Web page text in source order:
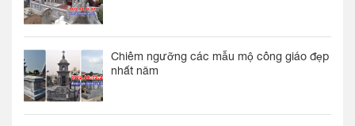
Chiêm ngưỡng các mẫu mộ công giáo đẹp
nhất năm